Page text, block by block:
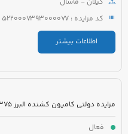
کد مزایده : 5220007393000077
اطلاعات بیشتر
فعال